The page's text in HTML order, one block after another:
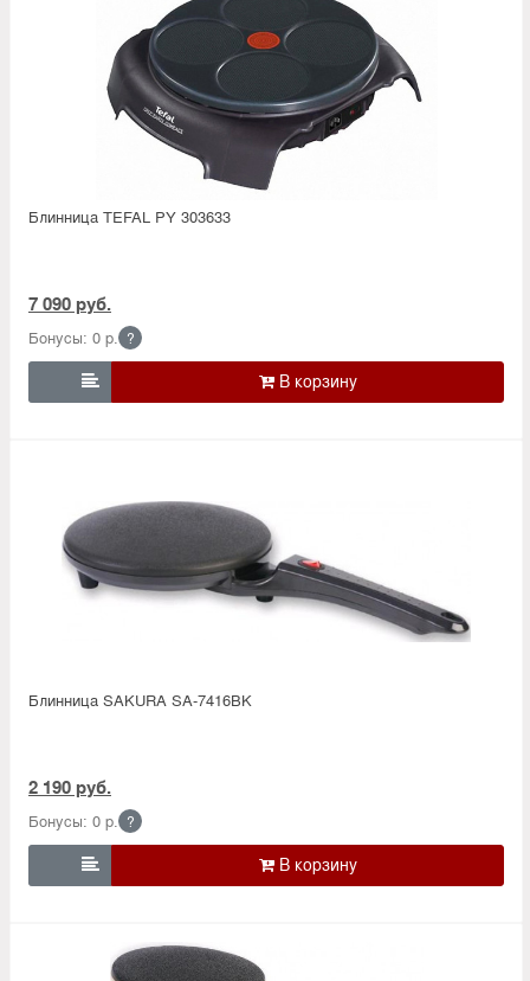
Блинница TEFAL PY 303633
7 090 руб.
Бонусы: 0 р. ?

Блинница SAKURA SA-7416BK
2 190 руб.
Бонусы: 0 р. ?
